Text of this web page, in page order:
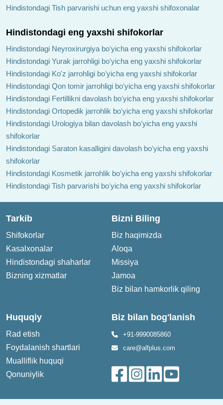
Hindistondagi Tish parvarishi uchun eng yaxshi shifoxonalar
Hindistondagi eng yaxshi shifokorlar
Hindistondagi Neyroxirurgiya boʻyicha eng yaxshi shifokorlar
Hindistondagi Yurak jarrohligi boʻyicha eng yaxshi shifokorlar
Hindistondagi Ko'z jarrohligi boʻyicha eng yaxshi shifokorlar
Hindistondagi Qon tomir jarrohligi boʻyicha eng yaxshi shifokorlar
Hindistondagi Fertillikni davolash boʻyicha eng yaxshi shifokorlar
Hindistondagi Ortopedik jarrohlik boʻyicha eng yaxshi shifokorlar
Hindistondagi Urologiya bilan davolash boʻyicha eng yaxshi
shifokorlar
Hindistondagi Saraton kasalligini davolash boʻyicha eng yaxshi
shifokorlar
Hindistondagi Kosmetik jarrohlik boʻyicha eng yaxshi shifokorlar
Hindistondagi Tish parvarishi boʻyicha eng yaxshi shifokorlar
Tarkib
Shifokorlar
Kasalxonalar
Hindistondagi shaharlar
Bizning xizmatlar
Bizni Biling
Biz haqimizda
Aloqa
Missiya
Jamoa
Biz bilan hamkorlik qiling
Huquqiy
Rad etish
Foydalanish shartlari
Mualliflik huquqi
Qonuniylik
Biz bilan bog'lanish
+91-9990085860
care@alfplus.com